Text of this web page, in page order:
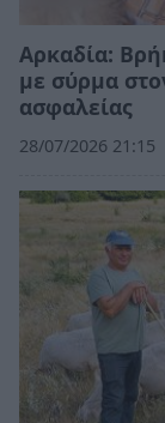
Αρκαδία:
με σύρμα
ασφαλείας
28/07/2026 21:15